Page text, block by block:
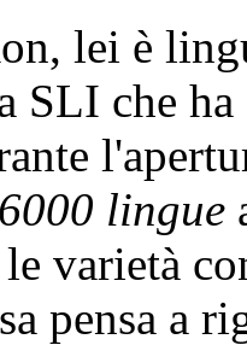
lei è
SLI che
lingue
varietà
pensa a